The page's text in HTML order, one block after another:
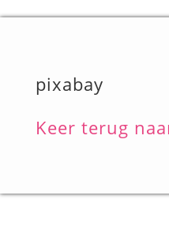
pixabay
Keer terug